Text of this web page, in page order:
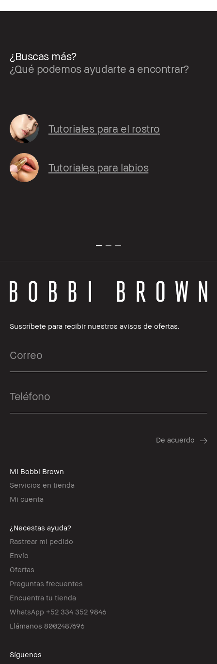
¿Buscas más?
¿Qué podemos ayudarte a encontrar?
Tutoriales para el rostro
Tutoriales para labios
Suscríbete para recibir nuestros avisos de ofertas.
Mi Bobbi Brown
Servicios en tienda
Mi cuenta
¿Necestas ayuda?
Rastrear mi pedido
Envío
Ofertas
Preguntas frecuentes
Encuentra tu tienda
WhatsApp +52 334 352 9846
Llámanos 8002487696
Síguenos